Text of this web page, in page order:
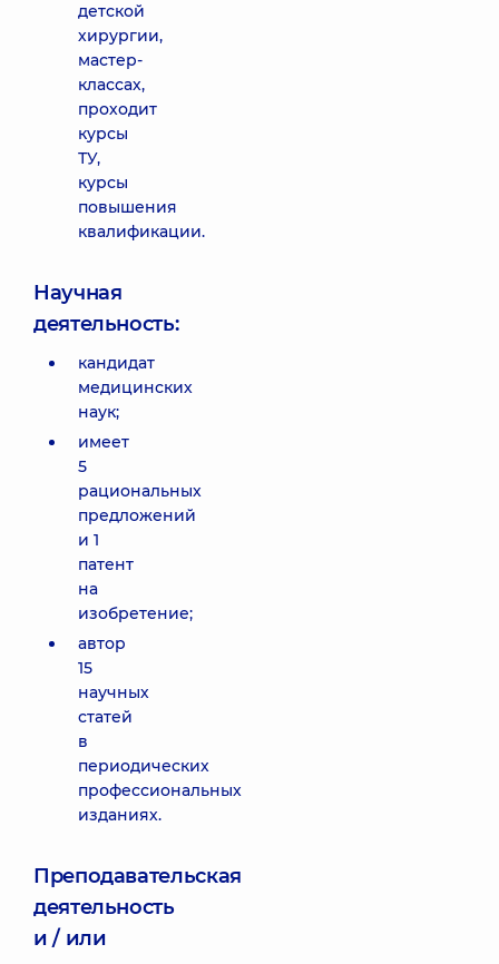
детской
хирургии,
мастер-
классах,
проходит
курсы
ТУ,
курсы
повышения
квалификации.
Научная
деятельность:
кандидат
медицинских
наук;
имеет
5
рациональных
предложений
и 1
патент
на
изобретение;
автор
15
научных
статей
в
периодических
профессиональных
изданиях.
Преподавательская
деятельность
и / или